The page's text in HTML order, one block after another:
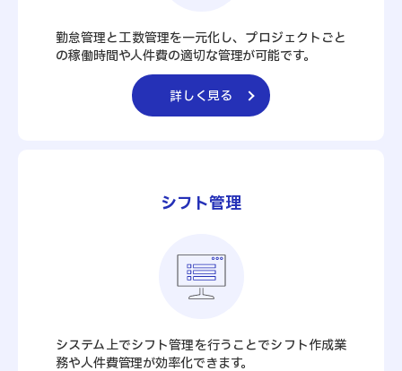
勤怠管理と工数管理を一元化し、プロジェクトごと
の稼働時間や人件費の適切な管理が可能です。
詳しく見る
シフト管理
システム上でシフト管理を行うことでシフト作成業
務や人件費管理が効率化できます。